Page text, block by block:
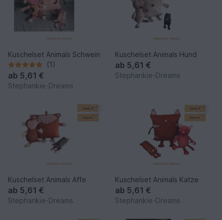
Kuschelset Animals Schwein
(1)
ab 5,61 €
Stephankie-Dreams
Kuschelset Animals Hund
ab 5,61 €
Stephankie-Dreams
Kuschelset Animals Affe
ab 5,61 €
Stephankie-Dreams
Kuschelset Animals Katze
ab 5,61 €
Stephankie-Dreams